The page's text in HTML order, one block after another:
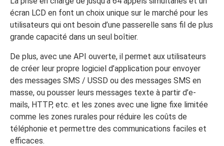
écran LCD en font un choix unique sur le marché pour les
utilisateurs qui ont besoin d’une passerelle sans fil de plus
grande capacité dans un seul boîtier.
De plus, avec une API ouverte, il permet aux utilisateurs
de créer leur propre logiciel d’application pour envoyer
des messages SMS / USSD ou des messages SMS en
masse, ou pousser leurs messages texte à partir d’e-
mails, HTTP, etc. et les zones avec une ligne fixe limitée
comme les zones rurales pour réduire les coûts de
téléphonie et permettre des communications faciles et
efficaces.